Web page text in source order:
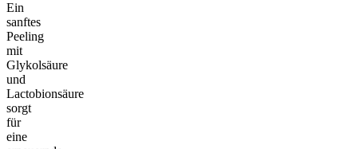
Ein
sanftes
Peeling
mit
Glykolsäure
und
Lactobionsäure
sorgt
für
eine